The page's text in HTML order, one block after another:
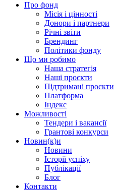
Про фонд
Місія і цінності
Донори і партнери
Річні звіти
Брендинг
Політики фонду
Що ми робимо
Наша стратегія
Наші проєкти
Підтримані проєкти
Платформа
Індекс
Можливості
Тендери і вакансії
Грантові конкурси
Новин(к)и
Новини
Історії успіху
Публікації
Блог
Контакти